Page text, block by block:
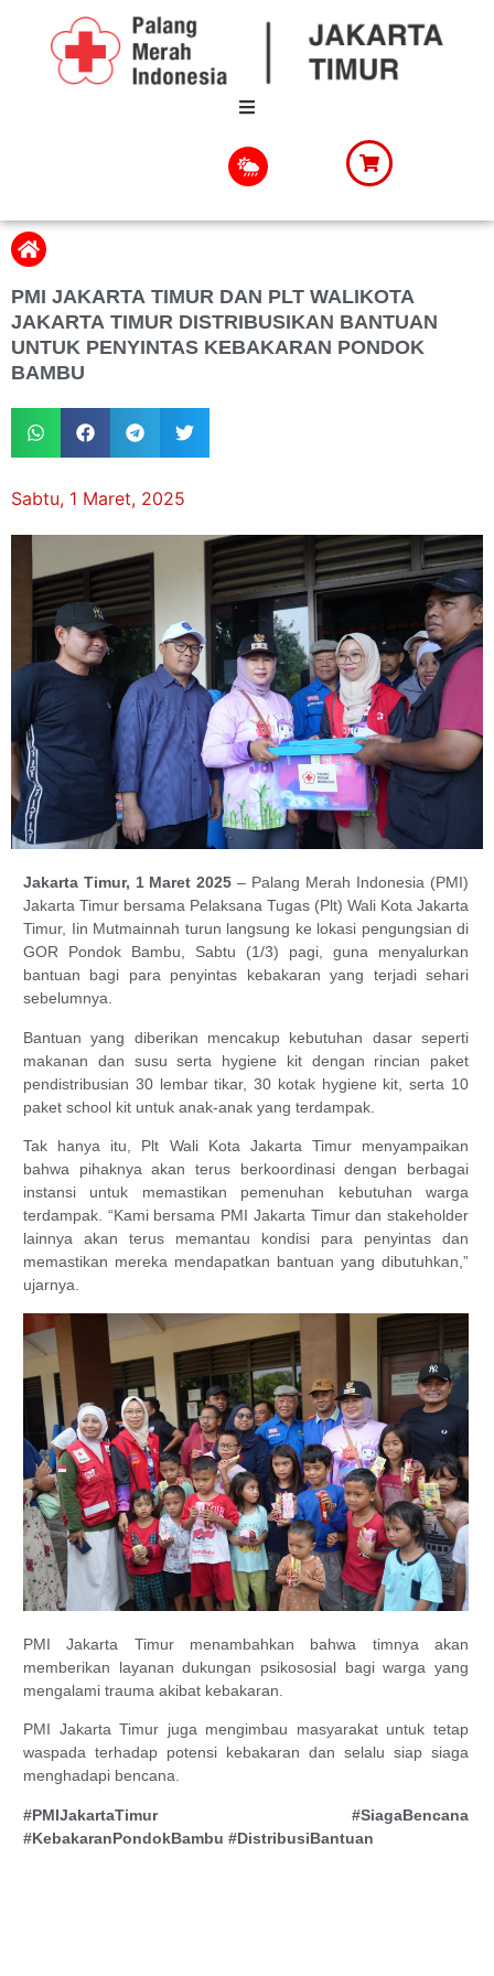
PMI JAKARTA TIMUR DAN PLT WALIKOTA
JAKARTA TIMUR DISTRIBUSIKAN BANTUAN
UNTUK PENYINTAS KEBAKARAN PONDOK
BAMBU
Sabtu, 1 Maret, 2025
Jakarta Timur, 1 Maret 2025 – Palang Merah Indonesia (PMI)
Jakarta Timur bersama Pelaksana Tugas (Plt) Wali Kota Jakarta
Timur, Iin Mutmainnah turun langsung ke lokasi pengungsian di
GOR Pondok Bambu, Sabtu (1/3) pagi, guna menyalurkan
bantuan bagi para penyintas kebakaran yang terjadi sehari
sebelumnya.
Bantuan yang diberikan mencakup kebutuhan dasar seperti
makanan dan susu serta hygiene kit dengan rincian paket
pendistribusian 30 lembar tikar, 30 kotak hygiene kit, serta 10
paket school kit untuk anak-anak yang terdampak.
Tak hanya itu, Plt Wali Kota Jakarta Timur menyampaikan
bahwa pihaknya akan terus berkoordinasi dengan berbagai
instansi untuk memastikan pemenuhan kebutuhan warga
terdampak. “Kami bersama PMI Jakarta Timur dan stakeholder
lainnya akan terus memantau kondisi para penyintas dan
memastikan mereka mendapatkan bantuan yang dibutuhkan,”
ujarnya.
PMI Jakarta Timur menambahkan bahwa timnya akan
memberikan layanan dukungan psikososial bagi warga yang
mengalami trauma akibat kebakaran.
PMI Jakarta Timur juga mengimbau masyarakat untuk tetap
waspada terhadap potensi kebakaran dan selalu siap siaga
menghadapi bencana.
#PMIJakartaTimur #SiagaBencana
#KebakaranPondokBambu #DistribusiBantuan